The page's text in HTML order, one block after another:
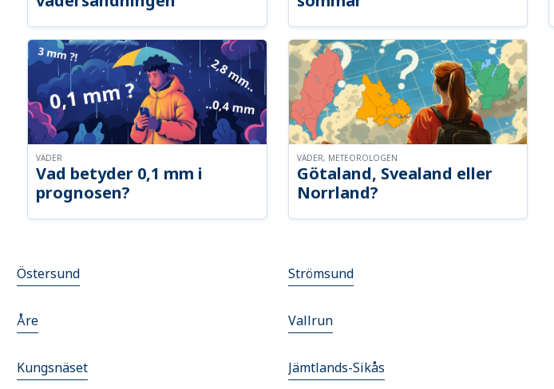
Vad betyder 0,1 mm i
prognosen?
VÄDER
Götaland, Svealand eller
Norrland?
VÄDER, METEOROLOGEN
Östersund Strömsund
Åre Vallrun
Kungsnäset Jämtlands-Sikås